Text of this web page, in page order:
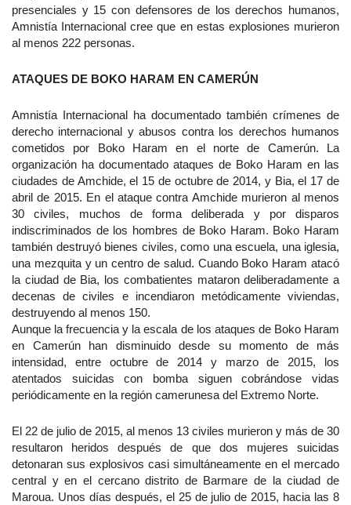
presenciales y 15 con defensores de los derechos humanos,
Amnistía Internacional cree que en estas explosiones murieron
al menos 222 personas.
ATAQUES DE BOKO HARAM EN CAMERÚN
Amnistía Internacional ha documentado también crímenes de
derecho internacional y abusos contra los derechos humanos
cometidos por Boko Haram en el norte de Camerún. La
organización ha documentado ataques de Boko Haram en las
ciudades de Amchide, el 15 de octubre de 2014, y Bia, el 17 de
abril de 2015. En el ataque contra Amchide murieron al menos
30 civiles, muchos de forma deliberada y por disparos
indiscriminados de los hombres de Boko Haram. Boko Haram
también destruyó bienes civiles, como una escuela, una iglesia,
una mezquita y un centro de salud. Cuando Boko Haram atacó
la ciudad de Bia, los combatientes mataron deliberadamente a
decenas de civiles e incendiaron metódicamente viviendas,
destruyendo al menos 150.
Aunque la frecuencia y la escala de los ataques de Boko Haram
en Camerún han disminuido desde su momento de más
intensidad, entre octubre de 2014 y marzo de 2015, los
atentados suicidas con bomba siguen cobrándose vidas
periódicamente en la región camerunesa del Extremo Norte.
El 22 de julio de 2015, al menos 13 civiles murieron y más de 30
resultaron heridos después de que dos mujeres suicidas
detonaran sus explosivos casi simultáneamente en el mercado
central y en el cercano distrito de Barmare de la ciudad de
Maroua. Unos días después, el 25 de julio de 2015, hacia las 8